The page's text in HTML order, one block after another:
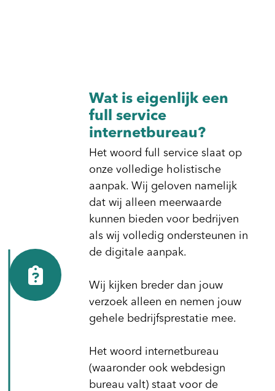
Wat is eigenlijk een
full service
internetbureau?
Het woord full service slaat op
onze volledige holistische
aanpak. Wij geloven namelijk
dat wij alleen meerwaarde
kunnen bieden voor bedrijven
als wij volledig ondersteunen in
de digitale aanpak.
Wij kijken breder dan jouw
verzoek alleen en nemen jouw
gehele bedrijfsprestatie mee.
Het woord internetbureau
(waaronder ook webdesign
bureau valt) staat voor de